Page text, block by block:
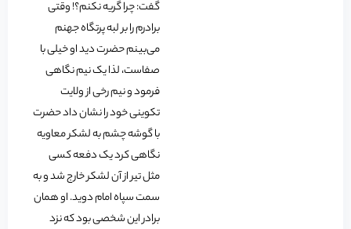
گفت: چرا گریه نکنم؟! وقتی
برادرم را بر لبه پرتگاه جهنم
می‌بینم حضرت دید او خیلی با
صفاست، لذا یک نیم نگاهی
فرمود و نیم رخی از ولایت
تکوینی خود را نشان داد حضرت
با گوشه چشم به لشکر معاویه
نگاهی کرد یک دفعه کسی
مثل تیر از آن لشکر خارج شد و به
سمت سپاه امام دوید. او همان
برادر این شخصی بود که نزد